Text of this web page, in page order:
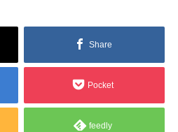
Share
Pocket
feedly